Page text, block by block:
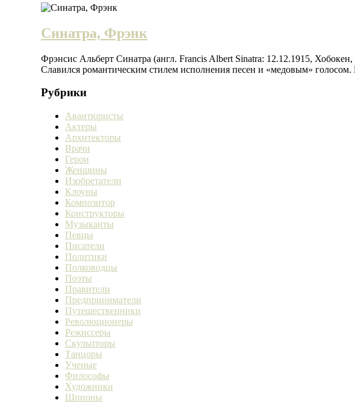
Синатра, Фрэнк
Фрэнсис Альберт Синатра (англ. Francis Albert Sinatra: 12.12.1915,
Славился романтическим стилем исполнения песен и «медовым»
Рубрики
Авантюристы
Актеры
Архитекторы
Врачи
Герои
Женщины
Изобретатели
Клоуны
Композитор
Конструкторы
Музыканты
Певцы
Писатели
Политики
Полководцы
Поэты
Правители
Предприниматели
Путешественники
Революционеры
Режиссеры
Скульпторы
Танцоры
Ученые
Философы
Художники
Шпионы